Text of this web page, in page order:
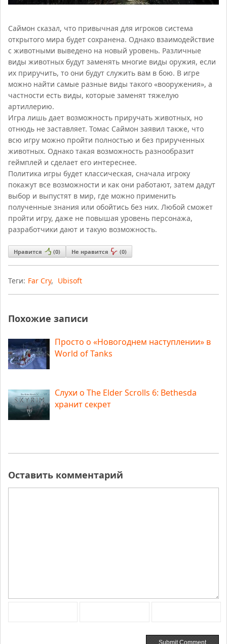
Саймон сказал, что привычная для игроков система
открытого мира будет сохранена. Однако взаимодействие
с животными выведено на новый уровень. Различные
виды животных будут заменять многие виды оружия, если
их приручить, то они будут служить вам в бою. В игре
можно найти самые разные виды такого «вооружения», а
частности есть виды, которые заменят тяжелую
артиллерию.
Игра лишь дает возможность приручать животных, но
отнюдь не заставляет. Томас Саймон заявил также, что
всю игру можно пройти полностью и без прирученных
животных. Однако такая возможность разнообразит
геймплей и сделает его интереснее.
Политика игры будет классическая, сначала игроку
покажут все возможности и как они работают, затем дадут
выбор и выпустят в мир, где можно применить
полученные знания или обойтись без них. Любой сможет
пройти игру, даже не повышая уровень персонажа,
разработчики дают и такую возможность.
Нравится (0) Не нравится (0)
Теги: Far Cry, Ubisoft
Похожие записи
Просто о «Новогоднем наступлении» в
World of Tanks
Слухи о The Elder Scrolls 6: Bethesda
хранит секрет
Оставить комментарий